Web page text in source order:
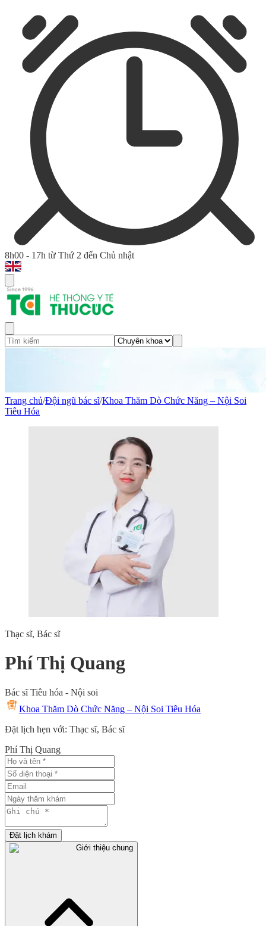
8h00 - 17h từ Thứ 2 đến Chủ nhật
Trang chủ/Đội ngũ bác sĩ/Khoa Thăm Dò Chức Năng – Nội Soi
Tiêu Hóa
Thạc sĩ, Bác sĩ
Phí Thị Quang
Bác sĩ Tiêu hóa - Nội soi
Khoa Thăm Dò Chức Năng – Nội Soi Tiêu Hóa
Đặt lịch hẹn với: Thạc sĩ, Bác sĩ
Phí Thị Quang
Đặt lịch khám
Giới thiệu chung